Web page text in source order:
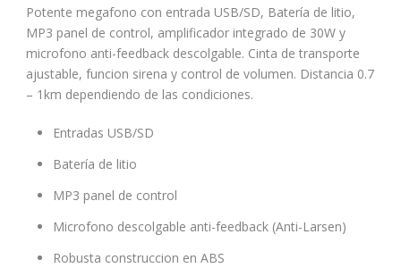
Potente megafono con entrada USB/SD, Batería de litio,
MP3 panel de control, amplificador integrado de 30W y
microfono anti-feedback descolgable. Cinta de transporte
ajustable, funcion sirena y control de volumen. Distancia 0.7
– 1km dependiendo de las condiciones.
Entradas USB/SD
Batería de litio
MP3 panel de control
Microfono descolgable anti-feedback (Anti-Larsen)
Robusta construccion en ABS